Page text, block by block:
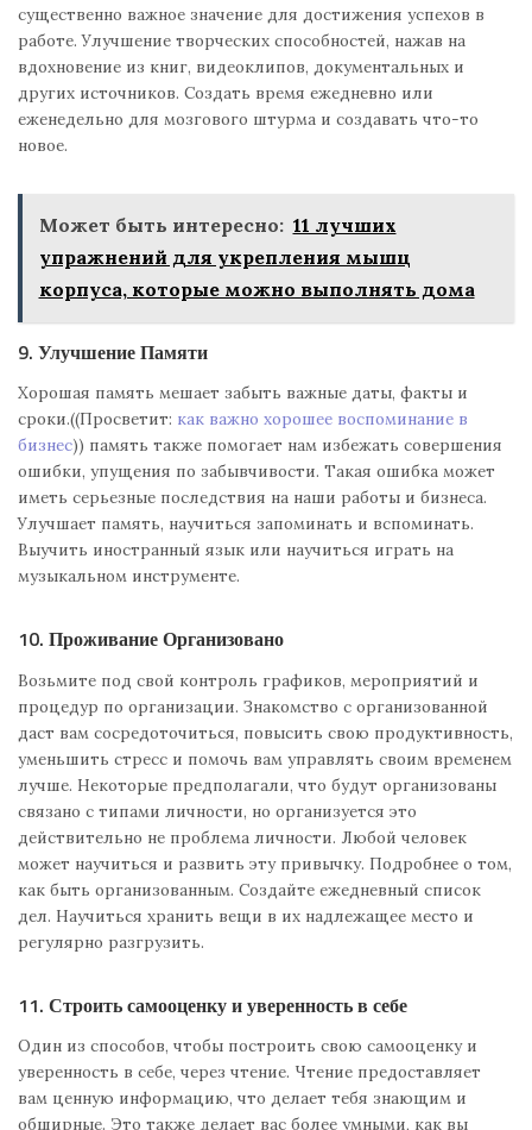
существенно важное значение для достижения успехов в
работе. Улучшение творческих способностей, нажав на
вдохновение из книг, видеоклипов, документальных и
других источников. Создать время ежедневно или
еженедельно для мозгового штурма и создавать что-то
новое.
Может быть интересно: 11 лучших
упражнений для укрепления мышц
корпуса, которые можно выполнять дома
9. Улучшение Памяти
Хорошая память мешает забыть важные даты, факты и
сроки.((Просветит: как важно хорошее воспоминание в
бизнес)) память также помогает нам избежать совершения
ошибки, упущения по забывчивости. Такая ошибка может
иметь серьезные последствия на наши работы и бизнеса.
Улучшает память, научиться запоминать и вспоминать.
Выучить иностранный язык или научиться играть на
музыкальном инструменте.
10. Проживание Организовано
Возьмите под свой контроль графиков, мероприятий и
процедур по организации. Знакомство с организованной
даст вам сосредоточиться, повысить свою продуктивность,
уменьшить стресс и помочь вам управлять своим временем
лучше. Некоторые предполагали, что будут организованы
связано с типами личности, но организуется это
действительно не проблема личности. Любой человек
может научиться и развить эту привычку. Подробнее о том,
как быть организованным. Создайте ежедневный список
дел. Научиться хранить вещи в их надлежащее место и
регулярно разгрузить.
11. Строить самооценку и уверенность в себе
Один из способов, чтобы построить свою самооценку и
уверенность в себе, через чтение. Чтение предоставляет
вам ценную информацию, что делает тебя знающим и
обширные. Это также делает вас более умными, как вы